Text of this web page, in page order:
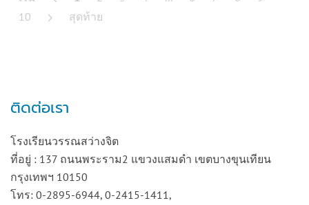
10
สุดท้าย
ติดต่อเรา
โรงเรียนวรรณสว่างจิต
ที่อยู่ : 137 ถนนพระราม2 แขวงแสมดำ เขตบางขุนเทียน
กรุงเทพฯ 10150
โทร: 0-2895-6944, 0-2415-1411,